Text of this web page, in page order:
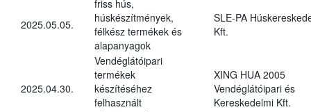
2025.05.05.
friss hús,
húskészítmények,
félkész termékek és
alapanyagok
SLE-PA
Kft.
2025.04.30.
Vendéglátóipari
termékek
készítéséhez
felhasznált
XING HUA 2005
Vendéglátóipari és
Kereskedelmi Kft.